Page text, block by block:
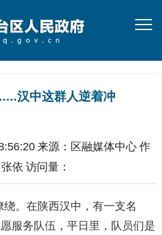
汉中这群人逆着冲
来源： 区融媒体中心 作
张依 访问量：
。在陕西汉中，有一支名
服务队伍，平日里，队员们是